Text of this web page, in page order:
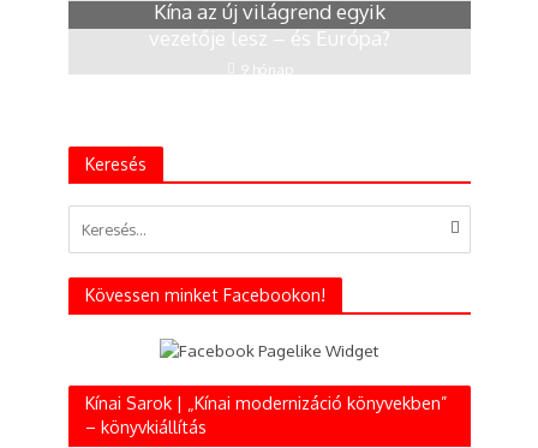
Kína az új világrend egyik
vezetője lesz – és Európa?
9 hónap
Keresés
Kövessen minket Facebookon!
Kínai Sarok | „Kínai modernizáció könyvekben”
– könyvkiállítás